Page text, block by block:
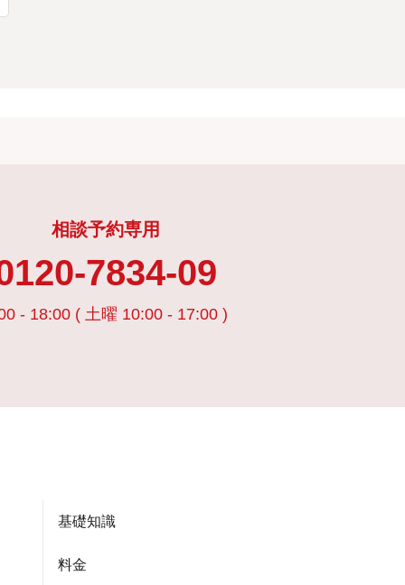
相談予約専用
7834-09
- 18:00 ( 土曜 10:00 - 17:00 )
基礎知識
料金